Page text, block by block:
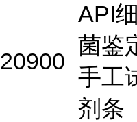
20900
API细
菌鉴
手工
剂条